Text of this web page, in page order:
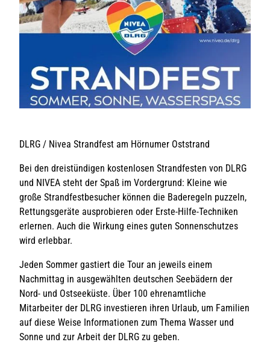
DLRG / Nivea Strandfest am Hörnumer Oststrand
Bei den dreistündigen kostenlosen Strandfesten von DLRG
und NIVEA steht der Spaß im Vordergrund: Kleine wie
große Strandfestbesucher können die Baderegeln puzzeln,
Rettungsgeräte ausprobieren oder Erste-Hilfe-Techniken
erlernen. Auch die Wirkung eines guten Sonnenschutzes
wird erlebbar.
Jeden Sommer gastiert die Tour an jeweils einem
Nachmittag in ausgewählten deutschen Seebädern der
Nord- und Ostseeküste. Über 100 ehrenamtliche
Mitarbeiter der DLRG investieren ihren Urlaub, um Familien
auf diese Weise Informationen zum Thema Wasser und
Sonne und zur Arbeit der DLRG zu geben.